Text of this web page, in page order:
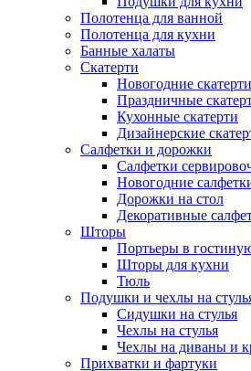
Полотенца для ванной
Полотенца для кухни
Банные халаты
Скатерти
Новогодние скатерти
Праздничные
Кухонные скатерти
Дизайнерские
Салфетки и дорожки
Салфетки
Новогодние
Дорожки на стол
Декоративные
Шторы
Портьеры в
Шторы для кухни
Тюль
Подушки и чехлы на
Сидушки на стулья
Чехлы на стулья
Чехлы на диваны и
Прихватки и фартуки